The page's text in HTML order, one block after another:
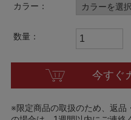
カラー：
数量：
今すぐ
※限定商品の取扱のため、返品